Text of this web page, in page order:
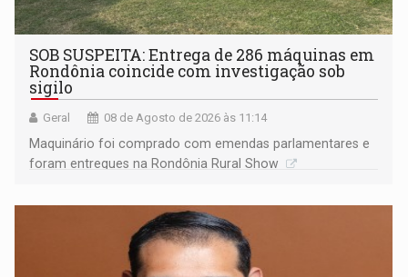
SOB SUSPEITA: Entrega de 286 máquinas em
Rondônia coincide com investigação sob
sigilo
Geral 08 de Agosto de 2026 às 11:14
Maquinário foi comprado com emendas parlamentares e
foram entregues na Rondônia Rural Show